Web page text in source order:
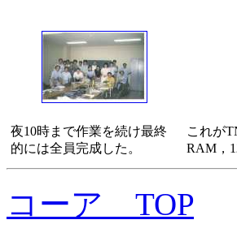
夜10時まで作業を続け最終
的には全員完成した。
これが
RAM，
コーア TOP